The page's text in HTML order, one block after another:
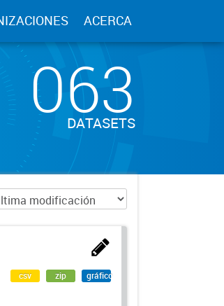
ACERCA
063
DATASETS
csv zip gráfico